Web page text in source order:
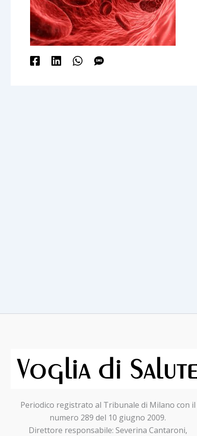
Periodico registrato al Tribunale di Milano con il
numero 289 del 10 giugno 2009.
Direttore responsabile: Severina Cantaroni,